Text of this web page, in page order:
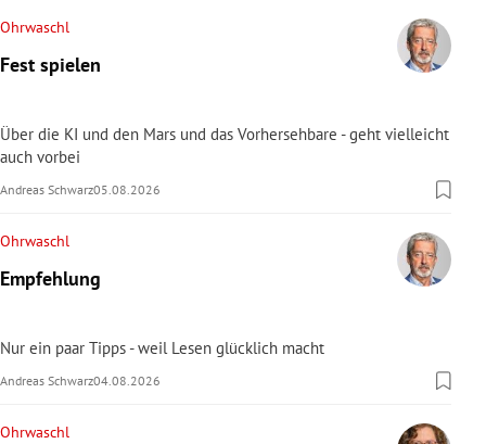
Ohrwaschl
Fest spielen
Über die KI und den Mars und das Vorhersehbare - geht vielleicht
auch vorbei
Andreas Schwarz05.08.2026
Ohrwaschl
Empfehlung
Nur ein paar Tipps - weil Lesen glücklich macht
Andreas Schwarz04.08.2026
Ohrwaschl